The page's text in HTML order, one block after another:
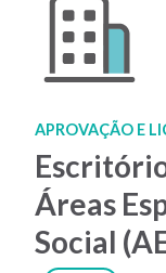
APROVAÇÃO E
Áreas
Social